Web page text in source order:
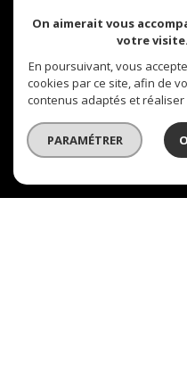
se
On aimerait vous
votre visite.
En poursuivant, vous
cookies par ce site, afin de
contenus adaptés et
PARAMÉTRER